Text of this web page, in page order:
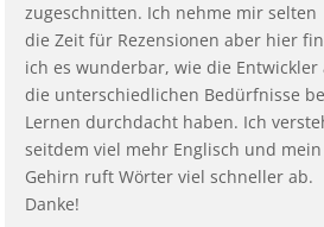
zugeschnitten. Ich nehme mir selten
die Zeit für Rezensionen aber hier
ich es wunderbar, wie die Entwickler
die unterschiedlichen Bedürfnisse
Lernen durchdacht haben. Ich
seitdem viel mehr Englisch und mein
Gehirn ruft Wörter viel schneller ab.
Danke!